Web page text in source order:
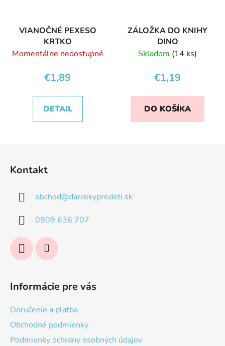
VIANOČNÉ PEXESO
KRTKO
Momentálne nedostupné
€1,89
DETAIL
ZÁLOŽKA DO KNIHY
DINO
Skladom (14 ks)
€1,19
DO KOŠÍKA
Kontakt
obchod@darcekypredeti.sk
0908 636 707
Informácie pre vás
Doručenie a platba
Obchodné podmienky
Podmienky ochrany osobných údajov